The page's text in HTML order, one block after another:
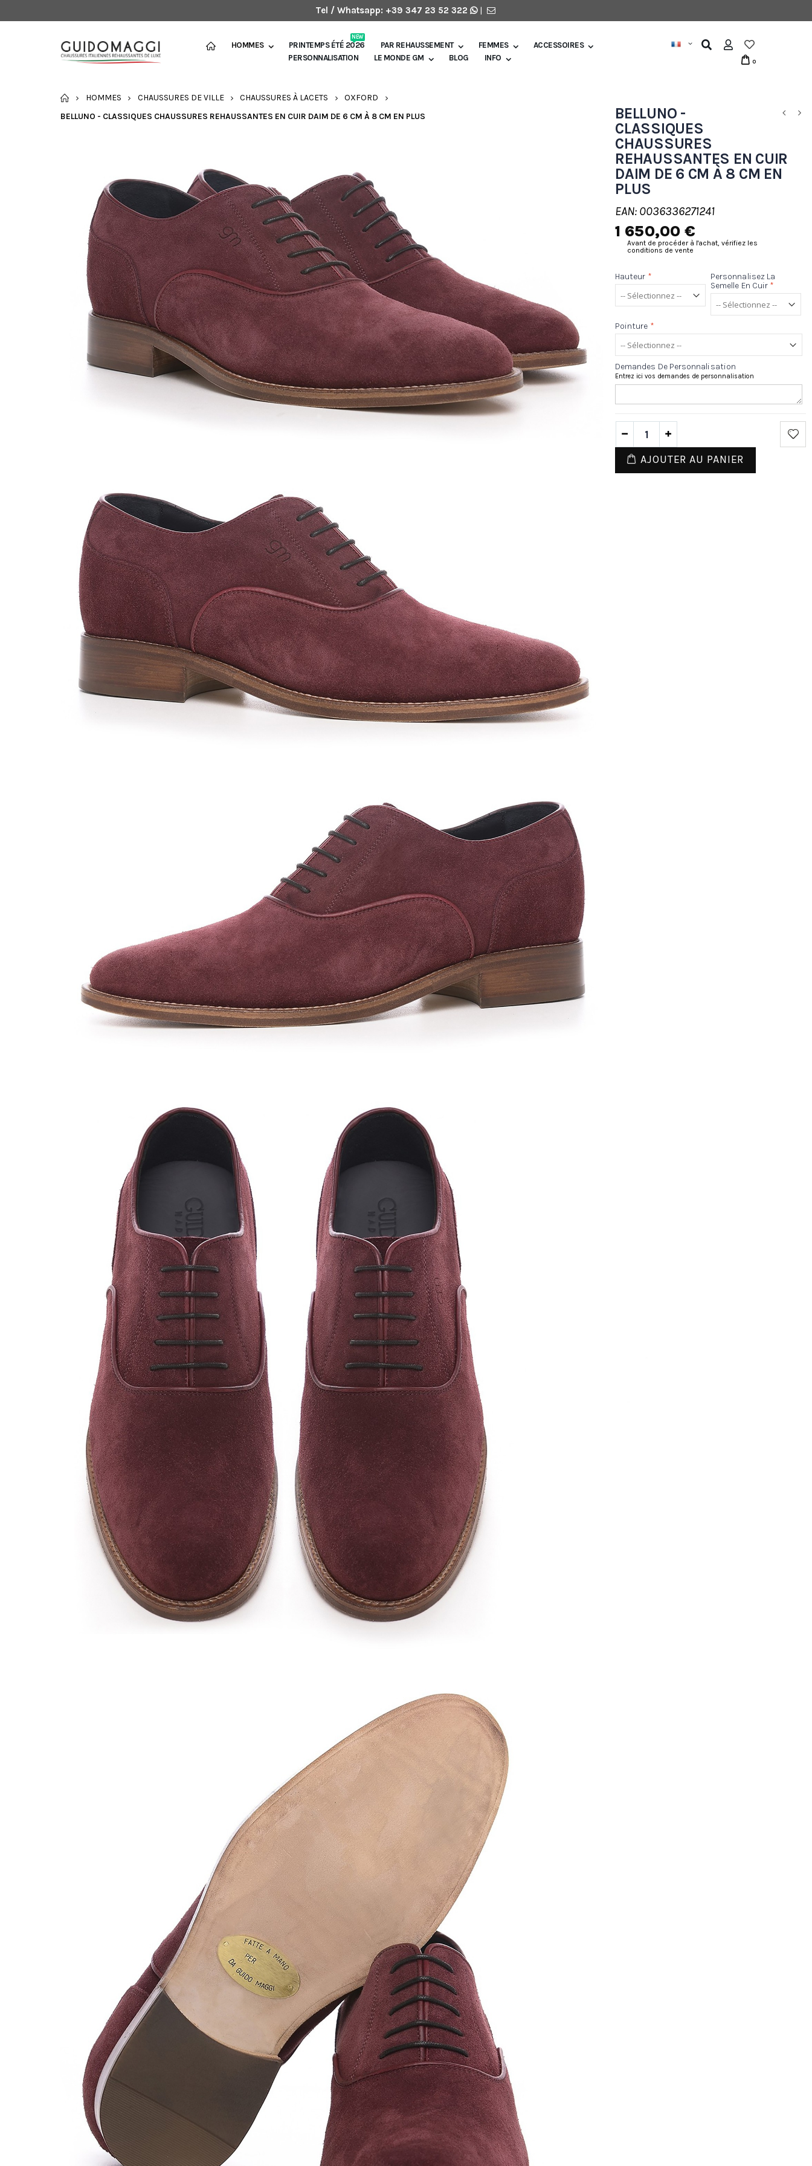
Tel / Whatsapp: +39 347 23 52 322 |
HOMMES PRINTEMPS ÉTÉ 2026
NEW
PAR REHAUSSEMENT FEMMES
ACCESSOIRES
PERSONNALISATION
LE MONDE GM BLOG INFO 0
ACCUEIL
HOMMES CHAUSSURES DE VILLE CHAUSSURES À LACETS
OXFORD
BELLUNO - CLASSIQUES CHAUSSURES REHAUSSANTES EN CUIR DAIM DE 6 CM À 8 CM EN PLUS
BELLUNO -
CLASSIQUES
CHAUSSURES
REHAUSSANTES EN CUIR
DAIM DE 6 CM À 8 CM EN
PLUS
EAN: 0036336271241
1 650,00 €
Avant de procéder à l'achat, vérifiez les
conditions de vente
Hauteur *
Personnalisez La
Semelle En Cuir *
Pointure *
Demandes De Personnalisation
Entrez ici vos demandes de personnalisation
AJOUTER AU PANIER